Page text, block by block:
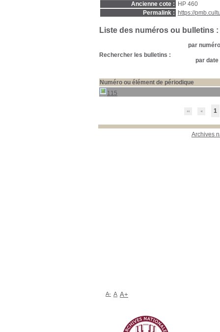
Ancienne cote :
HP 460
Permalink :
https://
Liste des numéros ou bulletins :
Rechercher les bulletins :
par
par date
Numéro ou élément de périodique
115
1
Archives
A- A A+